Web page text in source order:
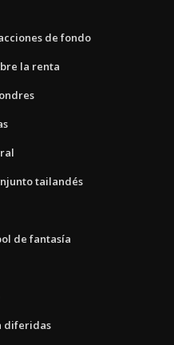
de fondo
la renta
tailandés
de fantasía
diferidas